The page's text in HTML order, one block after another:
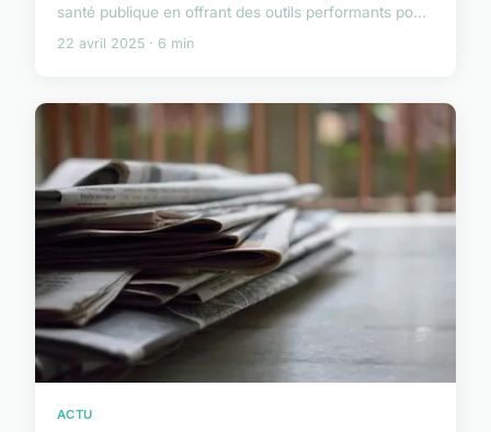
santé publique en offrant des outils performants po...
22 avril 2025 · 6 min
ACTU